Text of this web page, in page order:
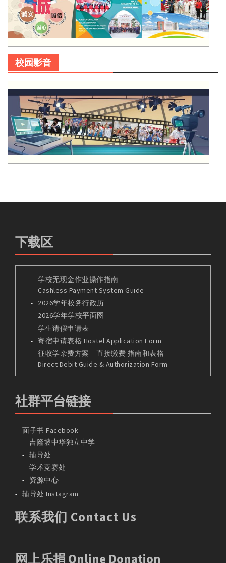
校园影音
下载区
学校无现金作业操作指南
Cashless Payment System Guide
2026学年校务行政历
2026学年学校平面图
学生请假申请表
寄宿申请表格 Hostel Application Form
征收学杂费方案 – 直接缴费 指南和表格
Direct Debit Guide & Authorization Form
社群平台链接
面子书 Facebook
吉隆坡中华独立中学
辅导处
学术竞赛处
资源中心
辅导处 Instagram
联系我们 Contact Us
网上乐捐 Online Donation